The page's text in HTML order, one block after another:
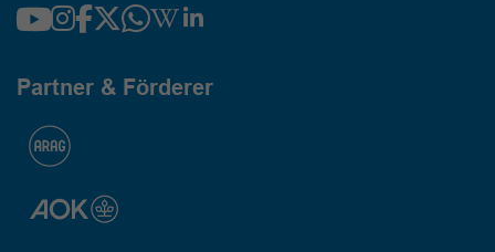
Partner & Förderer